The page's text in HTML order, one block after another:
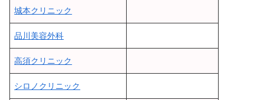
城本クリニック
品川美容外科
高須クリニック
シロノクリニック